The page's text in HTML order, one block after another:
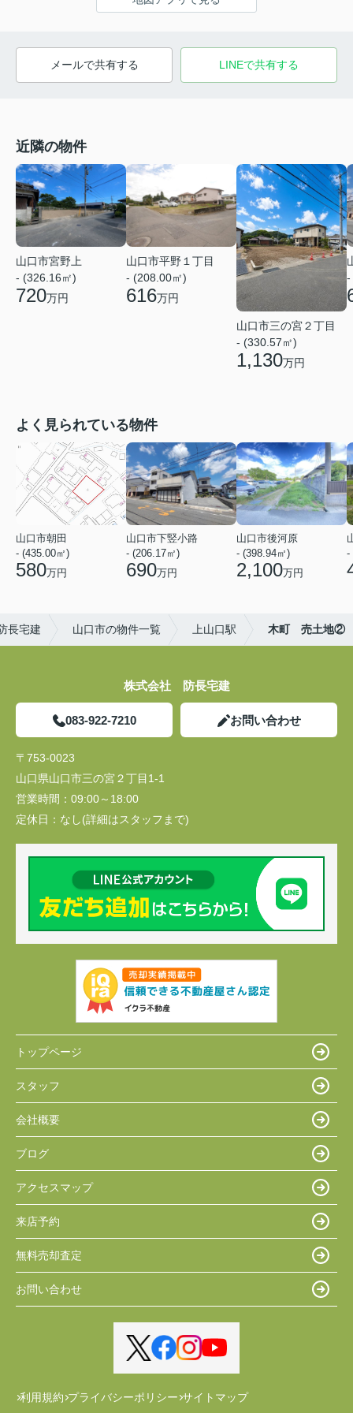
メールで共有する LINEで共有する
近隣の物件
山口市宮野上
- (326.16㎡)
720万円
山口市平野１丁目
- (208.00㎡)
616万円
山口市三の宮２丁目
- (330.57㎡)
1,130万円
-
よく見られている物件
山口市朝田
- (435.00㎡)
580万円
山口市下竪小路
- (206.17㎡)
690万円
山口市後河原
- (398.94㎡)
2,100万円
-
長宅建 山口市の物件一覧 上山口駅 木町 売土地②
株式会社 防長宅建
083-922-7210 お問い合わせ
〒753-0023
山口県山口市三の宮２丁目1-1
営業時間： 09:00～18:00
定休日： なし(詳細はスタッフまで)
トップページ
スタッフ
会社概要
ブログ
アクセスマップ
来店予約
無料売却査定
お問い合わせ
利用規約 プライバシーポリシー サイトマップ